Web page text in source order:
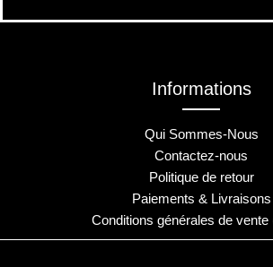
Informations
Qui Sommes-Nous
Contactez-nous
Politique de retour
Paiements & Livraisons
Conditions générales de vente